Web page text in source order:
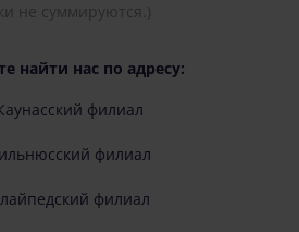
не суммируются.)
найти нас по адресу:
филиал
филиал
филиал